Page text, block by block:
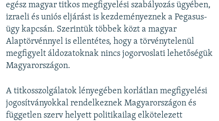
egész magyar titkos megfigyelési szabályozás ügyében,
izraeli és uniós eljárást is kezdeményeznek a Pegasus-
ügy kapcsán. Szerintük többek közt a magyar
Alaptörvénnyel is ellentétes, hogy a törvénytelenül
megfigyelt áldozatoknak nincs jogorvoslati lehetőségük
Magyarországon.
A titkosszolgálatok lényegében korlátlan megfigyelési
jogosítványokkal rendelkeznek Magyarországon és
független szerv helyett politikailag elkötelezett